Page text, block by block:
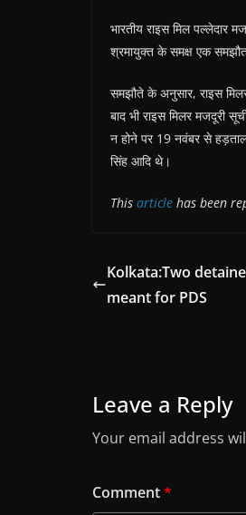
भारतीय राइस मिल पल्लेदार
श्रमायुक्त के समक्ष एक
समझौते के अनुसार, राइस
बाद भी राइस मिलर मजदूरी
न होने पर 19 नवंबर से हड़ताल
सिंह आदि थे।
This article has been
Kolkata:Two
meant for PDS
Leave a Reply
Your email address
Comment*